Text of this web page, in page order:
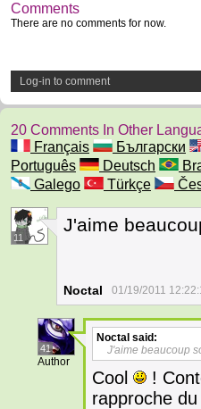
Comments
There are no comments for now.
Log-in to comment
20 Comments In Other
Français
Български
Português
Deutsch
Galego
Türkçe
11
J'aime
Noctal 01/19/2011
41
Author
Noctal said:
J'aime beaucoup
Cool !
rapproche